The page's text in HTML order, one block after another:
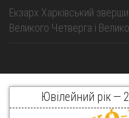
Екзарх Харківський
Великого Четверга і
Ювілейний рік —